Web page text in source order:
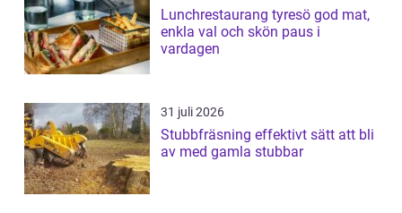
Lunchrestaurang tyresö god mat,
enkla val och skön paus i
vardagen
31 juli 2026
Stubbfräsning effektivt sätt att bli
av med gamla stubbar